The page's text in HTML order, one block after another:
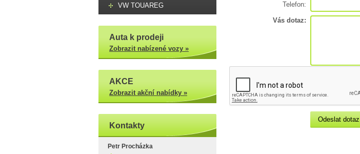
VW TOUAREG
Auta k prodeji
Zobrazit nabízené vozy »
AKCE
Zobrazit akční nabídky »
Kontakty
Petr Procházka
Telefon:
Vás dotaz:
Odeslat dotaz